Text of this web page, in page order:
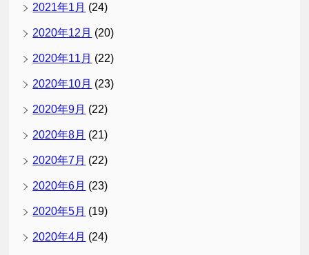
2021年1月 (24)
2020年12月 (20)
2020年11月 (22)
2020年10月 (23)
2020年9月 (22)
2020年8月 (21)
2020年7月 (22)
2020年6月 (23)
2020年5月 (19)
2020年4月 (24)